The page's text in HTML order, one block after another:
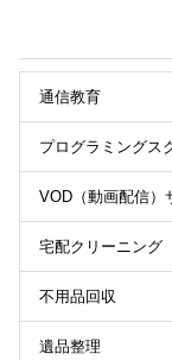
通信教育
プログラミングス
VOD（動画配信）
宅配クリーニング
不用品回収
遺品整理